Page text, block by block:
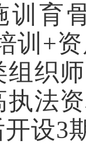
训育
训 +
组织
执法
设3